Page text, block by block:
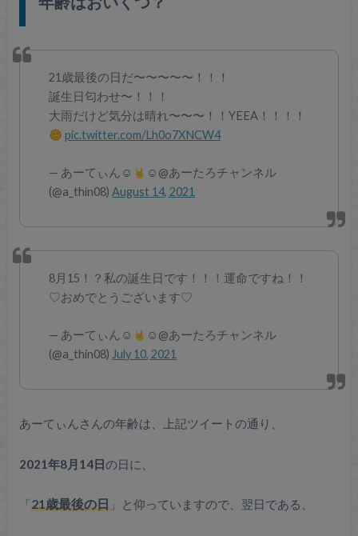
21歳最後の日だ〜〜〜〜〜！！！
誕生日匂わせ〜！！！
大雨だけど気分は晴れ〜〜〜！！YEEA！！！！
pic.twitter.com/Lh0o7XNCW4
— あーてぃん☺︎︎
☺︎@あーたろチャンネル
(@a_thin08)August 14, 2021
8月15！？私の誕生日です！！！運命ですね！！
♡おめでとうございます♡
— あーてぃん☺︎︎
☺︎@あーたろチャンネル
(@a_thin08)July 10, 2021
あーてぃんさんの年齢は、上記ツイートの通り、
2021年8月14日の日に、
「21歳最後の日」と仰っていますので、翌日である、